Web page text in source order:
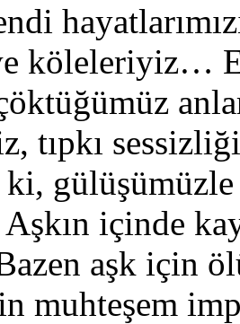
köleleriyiz…
tıpkı
gülüşümüzle
içinde
aşk için
muhteşem